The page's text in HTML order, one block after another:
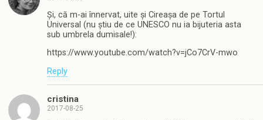
Și, că m-ai înnervat, uite și Cireașa de pe Tortul
Universal (nu știu de ce UNESCO nu ia bijuteria asta
sub umbrela dumisale!):
https://www.youtube.com/watch?v=jCo7CrV-mwo
Reply
cristina
2017-08-25